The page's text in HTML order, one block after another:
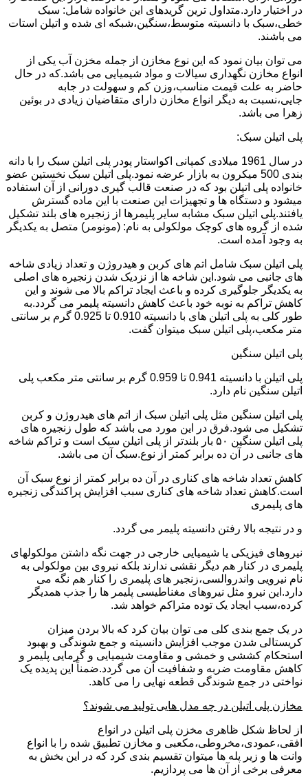
در اختیار دارد.متداول ترین گریدهای این خانواده شامل: سبک
خطی،سبک با دانسیته متوسط،سنگین،شبکه ای شده و اتیلن استات
می باشند.
می توان بیان نمود که این نوع مخازن از جمله مخزن آب یکی از
انواع مخازن نگهداری سیالات و مواد شیمیایی می باشد.که در حال
حاضر به علت قیمت مناسب،وزن کم و سهولت در جابه
جایی،نسبت به دیگر انواع مخازن دارای متقاضیان زیادی در بوئین
زهرا می باشد.
پلی اتیلن سبک:
در سال 1961 میلادی کمپانی اکواستار پودر پلی اتیلن سبک را با دانه
بندی 500 میکرون به بازار عرضه نمود.پلی اتیلن سبک نخستین عضو
خانواده پلی اتیلن بود که در صنعت قالب گیری دورانی از آن استفاده
میشود و دستگاه ها و تجهیزات این صنعت با این ماده گسترش
یافتند.پلی اتیلن سبک مشابه سایر پلیمرها از زنجیره های بلند تشکیل
شده از گروه های کوچک مولکولی به نام: (مونومر) متصل به یکدیگر
به وجود آمده است.
پلی اتیلن سبک شامل اتم های کربن و هیدروژن و تعداد زیادی شاخه
های جانبی می شود.این شاخه ها از نزدیک شدن زنجیره های اصلی
به یکدیگر جلوگیری کرده و باعث ایجاد تراکم بالا می شوند و این
کاهش تراکم به نوبه خود باعث کاهش دانسیته پلیمر می گردد.به
طور کلی به پلی اتیلن های با دانسیته 0.910 تا 0.925 گرم بر سانتی
متر مکعب،پلی اتیلن سبک میتوان گفت.
پلی اتیلن سنگین
پلی اتیلن با دانسیته 0.941 تا 0.959 گرم بر سانتی متر مکعب پلی
اتیلن سنگین نام دارد.
پلی اتیلن سنگین مثل پلی اتیلن سبک از اتم های هیدروژن و کربن
تشکیل می شود.فرق در این مورد می باشد که طول زنجیره های
پلی اتیلن سنگین ۵۰ بار بلندتر از پلی اتیلن سبک است و تراکم شاخه
های جانبی در آن ده برابر کمتر از نوع.سبک آن می باشد.
کاهش تعداد شاخه های کناری در آن ده برابر کمتر از نوع سبک آن
است.کاهش تعداد شاخه های کناری سبب افزایش پراکندگی زنجیره
های پلیمری
و در نتیجه بالا رفتن دانسیته پلیمر می گردد.
نیروهای فیزیکی یا شیمیایی خارجی در جهت نگه داشتن مولکولهای
پلیمری در کنار هم دیگر نقشی ندارند بلکه نیروی بین مولکولی به
نام نیرویی واندروالسی،زنجیر های پلیمری را کنار هم نگه می
دارد.این نیرو مثل نیروهای مغناطیسی پلیمر ها را جذب همدیگر
کرده،سبب ایجاد یک توده متراکم خواهد شد.
در یک جمع بندی کلی می توان بیان کرد که بالا بردن میزان
کریستالی شدن موجب افزایش دانسیته و جمع شوندگی و بهبود
استحکام کششی و خمشی و مقاومت شیمیایی و گرمایی پلیمر و
کاهش مقاومت ضربه و شفافیت آن می گردد.ضمناً این پدیده یک
نواختی در جمع شوندگی قطعه نهایی را می کاهد.
مخازن پلی اتیلن در چه مدل هایی تولید می شوند؟
از لحاظ شکل ظاهری مخزن پلی اتیلن در انواع
افقی،عمودی،مخروطی،مکعبی و مخازن تطبیق شده را با انواع
وانت ها و زیر پله ها میتوان تقسیم بندی کرد که در این بخش به
معرفی برخی از آن ها می پردازیم.